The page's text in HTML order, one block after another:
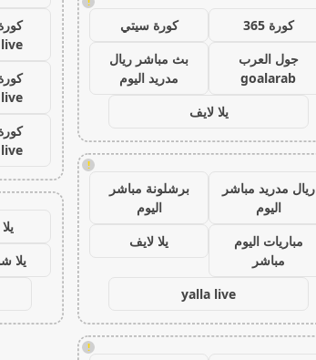
كورة 365
كورة سيتي
جول العرب
goalarab
بث مباشر ريال
مدريد اليوم
يلا لايف
!
ريال مدريد مباشر
اليوم
برشلونة مباشر
اليوم
مباريات اليوم
مباشر
يلا لايف
yalla live
!
يلا